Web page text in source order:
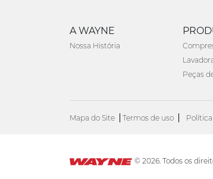
A WAYNE
Nossa História
Peças
Mapa do Site Termos de uso
© 2026. Todos os